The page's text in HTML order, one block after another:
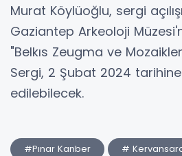
Murat Köylüoğlu, sergi
Gaziantep Arkeoloji
"Belkıs Zeugma ve
Sergi, 2 Şubat 2024
edilebilecek.
#Pınar Kanber
#